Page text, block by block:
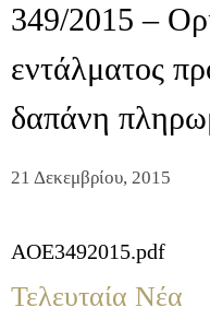
349/2015 –
εντάλματος
δαπάνη
21 Δεκεμβρίου, 2015
AOE3492015.pdf
Τελευταία Νέα